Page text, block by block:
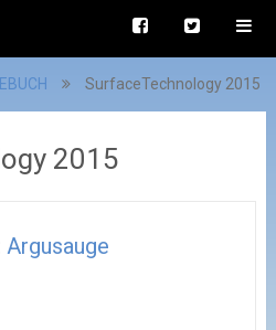
SurfaceTechnology 2015
2015
Argusauge